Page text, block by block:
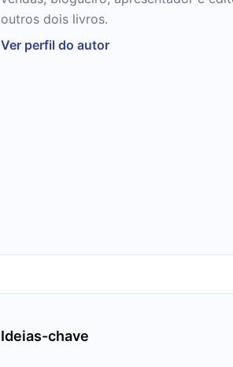
outros dois livros.
Ver perfil do autor
Ideias-chave